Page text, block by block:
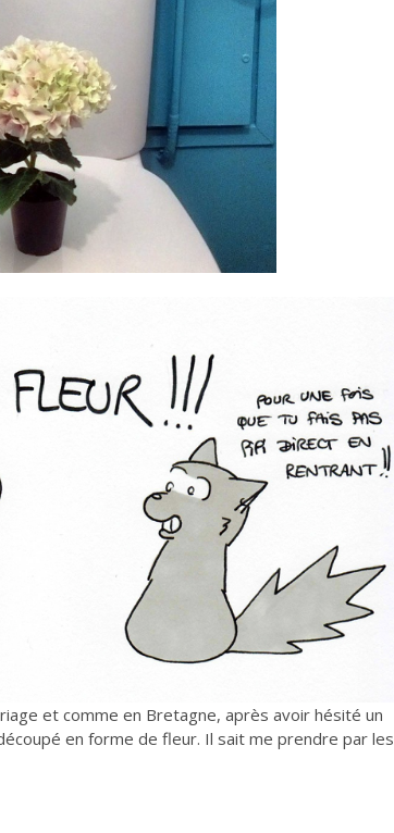
et comme en Bretagne, après avoir hésité un
en forme de fleur. Il sait me prendre par les